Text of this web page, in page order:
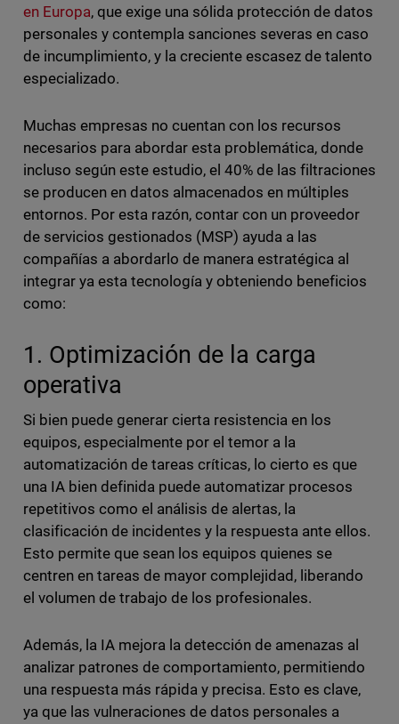
en Europa, que exige una sólida protección de datos
personales y contempla sanciones severas en caso
de incumplimiento, y la creciente escasez de talento
especializado.
Muchas empresas no cuentan con los recursos
necesarios para abordar esta problemática, donde
incluso según este estudio, el 40% de las filtraciones
se producen en datos almacenados en múltiples
entornos. Por esta razón, contar con un proveedor
de servicios gestionados (MSP) ayuda a las
compañías a abordarlo de manera estratégica al
integrar ya esta tecnología y obteniendo beneficios
como:
1. Optimización de la carga
operativa
Si bien puede generar cierta resistencia en los
equipos, especialmente por el temor a la
automatización de tareas críticas, lo cierto es que
una IA bien definida puede automatizar procesos
repetitivos como el análisis de alertas, la
clasificación de incidentes y la respuesta ante ellos.
Esto permite que sean los equipos quienes se
centren en tareas de mayor complejidad, liberando
el volumen de trabajo de los profesionales.
Además, la IA mejora la detección de amenazas al
analizar patrones de comportamiento, permitiendo
una respuesta más rápida y precisa. Esto es clave,
ya que las vulneraciones de datos personales a